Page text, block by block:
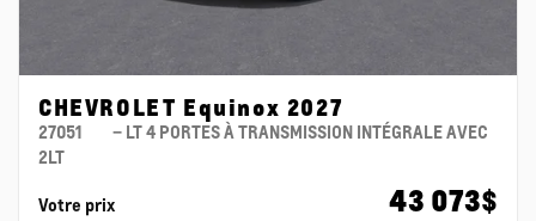
CHEVROLET Equinox 2027
27051
– LT 4 PORTES À TRANSMISSION INTÉGRALE AVEC
2LT
Votre prix 43 073$